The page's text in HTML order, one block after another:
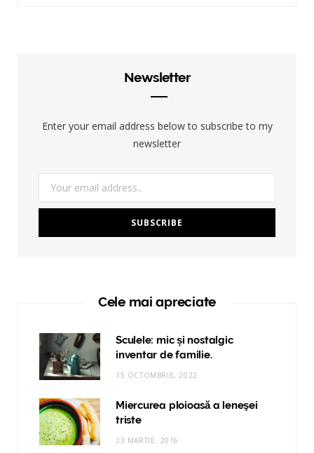
Newsletter
Enter your email address below to subscribe to my
newsletter
Cele mai apreciate
Sculele: mic și nostalgic
inventar de familie.
15 OCTOMBRIE, 2022
Miercurea ploioasă a leneşei
triste
23 MARTIE, 2016